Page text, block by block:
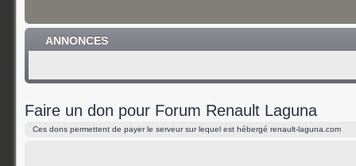
ANNONCES
Faire un don pour Forum Renault Laguna
Ces dons permettent de payer le serveur sur lequel est hébergé renault-laguna.com